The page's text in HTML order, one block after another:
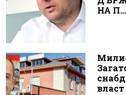
НА П...
власт